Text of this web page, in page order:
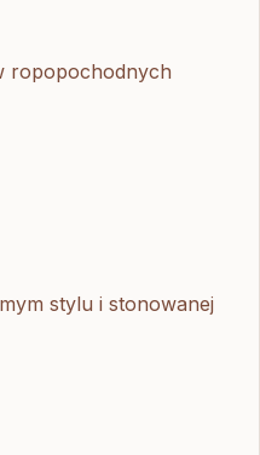
ropopochodnych
stylu i stonowanej